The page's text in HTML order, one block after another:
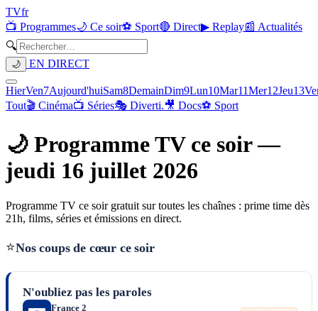
TVfr
📺 Programmes🌙 Ce soir⚽ Sport🔴 Direct▶ Replay📰 Actualités
🔍
🌙 EN DIRECT
HierVen7Aujourd'huiSam8DemainDim9Lun10Mar11Mer12Jeu13
Tout🎬 Cinéma📺 Séries🎭 Diverti.🎥 Docs⚽ Sport
🌙 Programme TV ce soir —
jeudi 16 juillet 2026
Programme TV ce soir gratuit sur toutes les chaînes : prime time dès
21h, films, séries et émissions en direct.
⭐Nos coups de cœur ce soir
N'oubliez pas les paroles
France 2